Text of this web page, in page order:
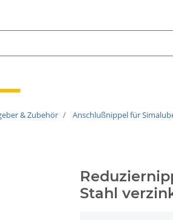
& Zubehör
Anschlußnippel für
Stahl